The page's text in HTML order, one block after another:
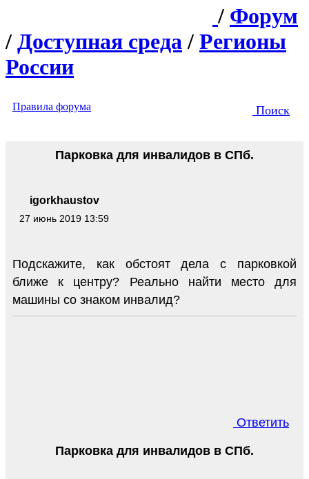
/ Форум
/ Доступная среда / Регионы
России
Правила форума Поиск
igorkhaustov
27 июнь 2019 13:59
Парковка для инвалидов в СПб.
Подскажите, как обстоят дела с парковкой
ближе к центру? Реально найти место для
машины со знаком инвалид?
Ответить
Парковка для инвалидов в СПб.